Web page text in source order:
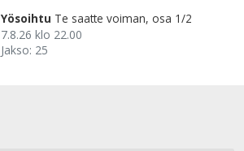
Yösoihtu Te saatte voiman, osa 1/2
7.8.26 klo 22.00
Jakso: 25